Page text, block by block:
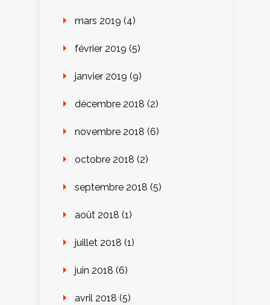
mars 2019 (4)
février 2019 (5)
janvier 2019 (9)
décembre 2018 (2)
novembre 2018 (6)
octobre 2018 (2)
septembre 2018 (5)
août 2018 (1)
juillet 2018 (1)
juin 2018 (6)
avril 2018 (5)